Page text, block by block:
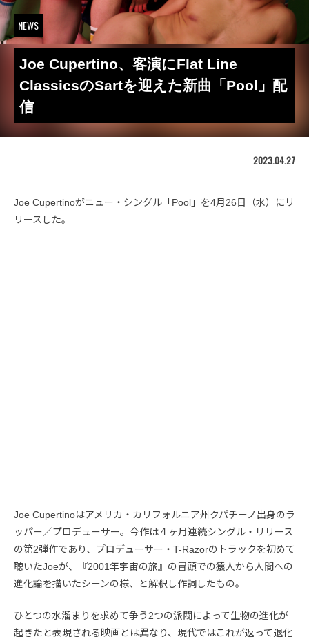
NEWS
Joe Cupertino、客演にFlat Line
ClassicsのSartを迎えた新曲「Pool」配
信
2023.04.27
Joe Cupertinoがニュー・シングル「Pool」を4月26日（水）にリ
リースした。
Joe Cupertinoはアメリカ・カリフォルニア州クパチーノ出身のラ
ッパー／プロデューサー。今作は４ヶ月連続シングル・リリース
の第2弾作であり、プロデューサー・T-Razorのトラックを初めて
聴いたJoeが、『2001年宇宙の旅』の冒頭での猿人から人間への
進化論を描いたシーンの様、と解釈し作詞したもの。
ひとつの水溜まりを求めて争う2つの派閥によって生物の進化が
起きたと表現される映画とは異なり、現代ではこれが返って退化